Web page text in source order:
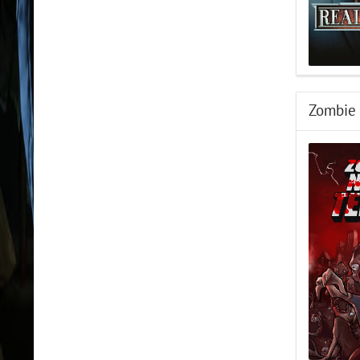
Zombie